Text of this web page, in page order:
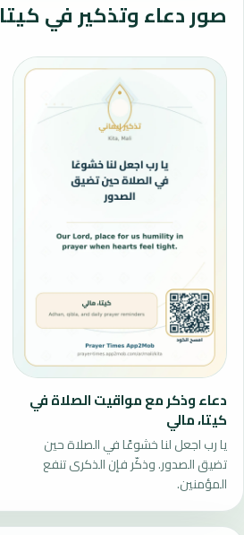
صور دعاء وتذكير في كيتا
دعاء وذكر مع مواقيت الصلاة في
كيتا، مالي
يا رب اجعل لنا خشوعًا في الصلاة حين
تضيق الصدور. وذكّر فإن الذكرى تنفع
المؤمنين.